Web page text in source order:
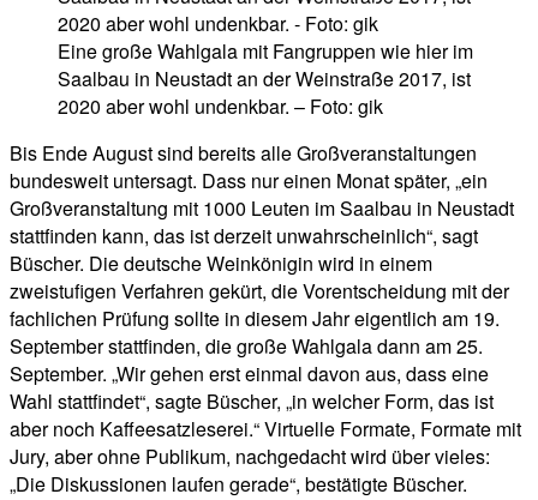
Eine große Wahlgala mit Fangruppen wie hier im
Saalbau in Neustadt an der Weinstraße 2017, ist
2020 aber wohl undenkbar. – Foto: gik
Bis Ende August sind bereits alle Großveranstaltungen
bundesweit untersagt. Dass nur einen Monat später, „ein
Großveranstaltung mit 1000 Leuten im Saalbau in Neustadt
stattfinden kann, das ist derzeit unwahrscheinlich“, sagt
Büscher. Die deutsche Weinkönigin wird in einem
zweistufigen Verfahren gekürt, die Vorentscheidung mit der
fachlichen Prüfung sollte in diesem Jahr eigentlich am 19.
September stattfinden, die große Wahlgala dann am 25.
September. „Wir gehen erst einmal davon aus, dass eine
Wahl stattfindet“, sagte Büscher, „in welcher Form, das ist
aber noch Kaffeesatzleserei.“ Virtuelle Formate, Formate mit
Jury, aber ohne Publikum, nachgedacht wird über vieles:
„Die Diskussionen laufen gerade“, bestätigte Büscher.